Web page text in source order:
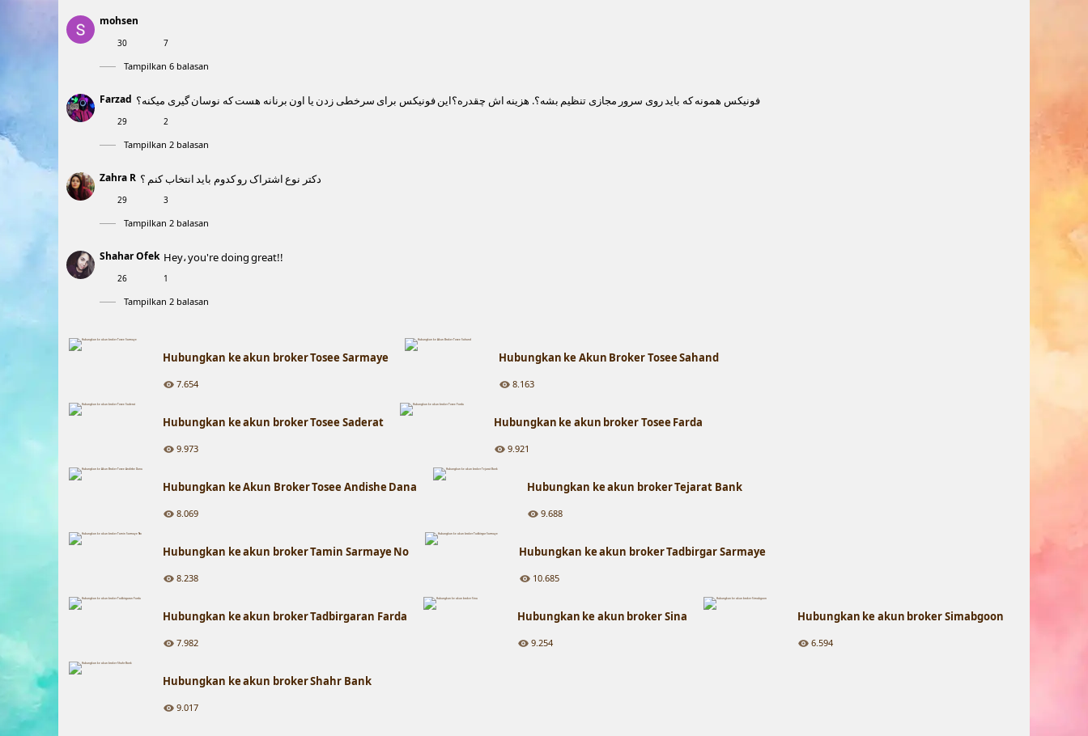
mohsen
30 7
Tampilkan 6 balasan
Farzad فونیکس همونه که باید روی سرور مجازی تنظیم بشه؟. هزینه اش چقدره؟این فونیکس برای سرخطی زدن یا اون برنانه هست که نوسان گیری میکنه؟
29 2
Tampilkan 2 balasan
Zahra R دکتر نوع اشتراک رو کدوم باید انتخاب کنم ؟
29 3
Tampilkan 2 balasan
Shahar Ofek Hey، you're doing great!!
26 1
Tampilkan 2 balasan
Hubungkan ke akun broker Tosee Sarmaye
7.654
Hubungkan ke Akun Broker Tosee Sahand
8.163
Hubungkan ke akun broker Tosee Saderat
9.973
Hubungkan ke akun broker Tosee Farda
9.921
Hubungkan ke Akun Broker Tosee Andishe Dana
8.069
Hubungkan ke akun broker Tejarat Bank
9.688
Hubungkan ke akun broker Tamin Sarmaye No
8.238
Hubungkan ke akun broker Tadbirgar Sarmaye
10.685
Hubungkan ke akun broker Tadbirgaran Farda
7.982
Hubungkan ke akun broker Sina
9.254
Hubungkan ke akun broker Simabgoon
6.594
Hubungkan ke akun broker Shahr Bank
9.017